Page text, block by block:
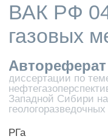
ВАК РФ
газовых
Автореферат
диссертации по
Западной Сибири
РГа